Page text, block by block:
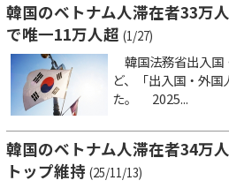
韓国のベトナム人滞在者33万
で唯一11万人超 (1/27)
韓国法務省出入国
ど、「出入国・外
た。 2025...
韓国のベトナム人滞在者34万
トップ維持 (25/11/13)